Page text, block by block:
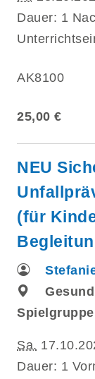
Dauer: 1
AK8100
25,00 €
NEU
(für
Sa.
Dauer: 1